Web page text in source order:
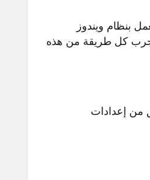
بنظام ويندوز
تجرب كل طريقة من هذه
في نظام التشغيل ويندوز 11 في التحقق من إعدادات